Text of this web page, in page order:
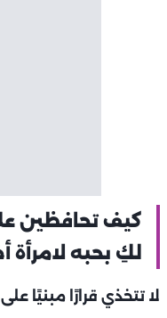
كيف تحافظين
لكِ بحبه لامرأة
لا تتخذي قرارًا مبنيًا